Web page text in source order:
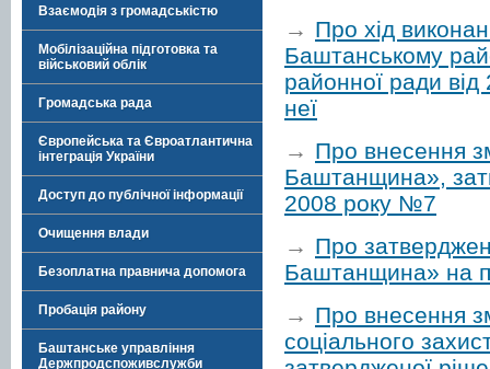
Взаємодія з громадськістю
Мобілізаційна підготовка та
військовий облік
Громадська рада
Європейська та Євроатлантична
інтеграція України
Доступ до публічної інформації
Очищення влади
Безоплатна правнича допомога
Пробація району
Баштанське управління
Держпродспоживслужби
→ Про хід
Баштанському
районної ради
неї
→ Про внесення
Баштанщина»,
2008 року №7
→ Про
Баштанщина» на
→ Про внесення
соціального